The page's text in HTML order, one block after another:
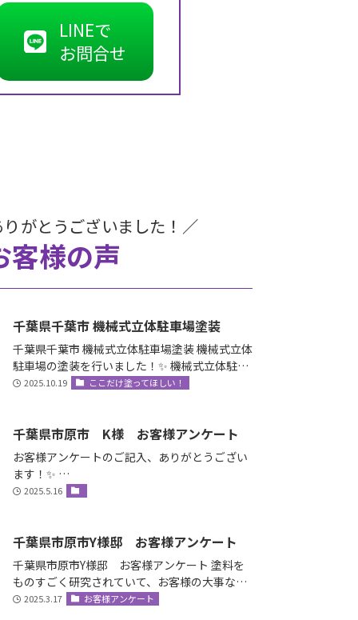
LINEで
お問合せ
がとうございました！／
客様の声
千葉県千葉市 機械式立体駐車場塗装
千葉県千葉市 機械式立体駐車場塗装 機械式立体
駐車場の塗装を行いました！✨ 機械式立体駐車
場とは？ エレベータ…
2025.10.19 ここだけ塗ってほしい！
千葉県市原市 K様 お客様アンケート
お客様アンケートのご記入、ありがとうござい
ます！✨ …
2025.5.16
千葉県市原市Y様邸 お客様アンケート
千葉県市原市Y様邸 お客様アンケート 塗料を
ものすごく研究されていて、お客様の大事な家
を守ると言う社長の誠意をすごく感じ絶対間違
2025.3.17 お客様アンケート